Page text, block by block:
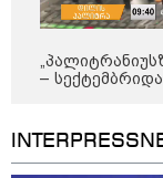
და კულტურული
დროის
საუბრებისთვის.
–